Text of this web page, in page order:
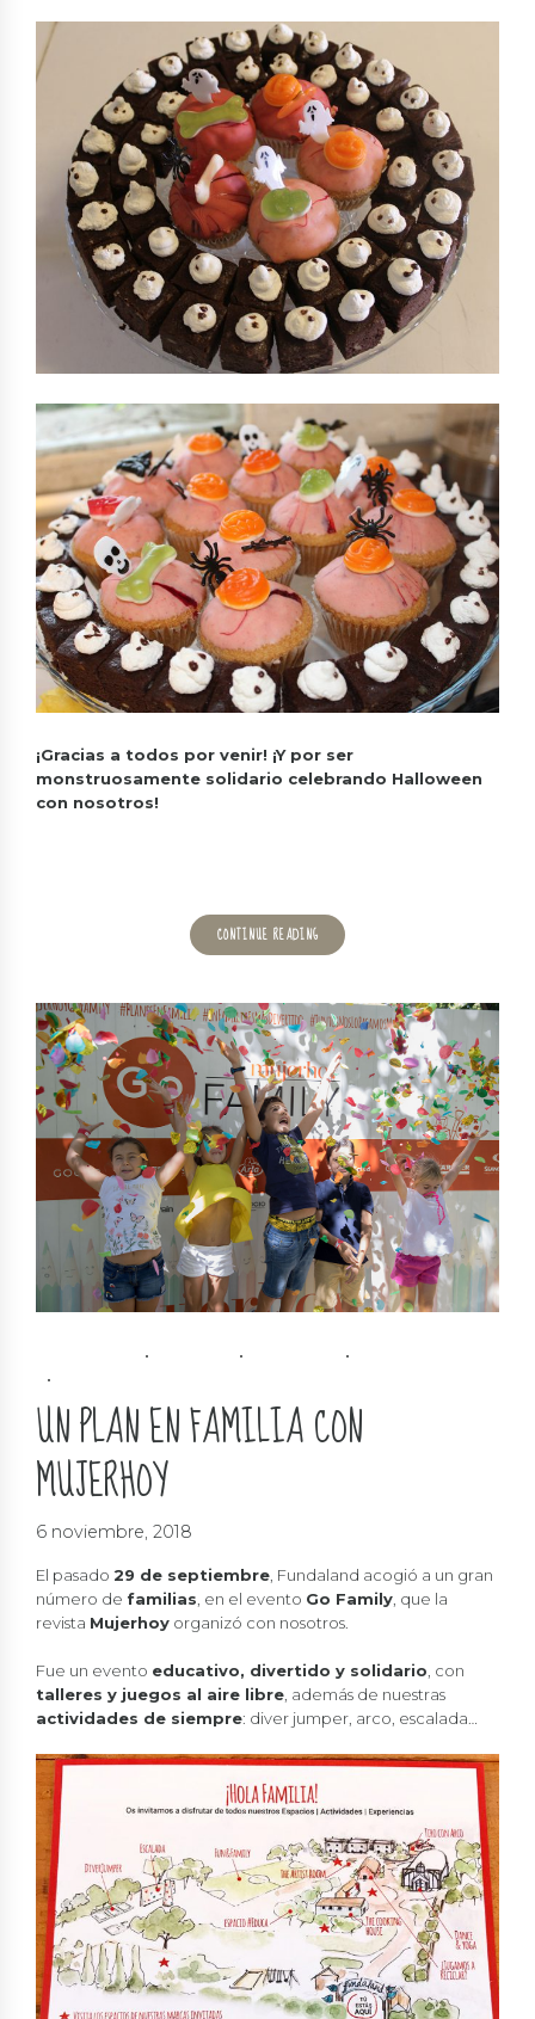
¡Gracias a todos por venir! ¡Y por ser
monstruosamente solidario celebrando Halloween
con nosotros!
CONTINUE READING
UN PLAN EN FAMILIA CON
MUJERHOY
6 noviembre, 2018
El pasado 29 de septiembre , Fundaland acogió a un gran
número de familias , en el evento Go Family , que la
revista Mujerhoy organizó con nosotros.
Fue un evento educativo, divertido y solidario , con
talleres y juegos al aire libre , además de nuestras
actividades de siempre: diver jumper, arco, escalada…